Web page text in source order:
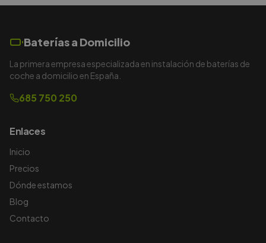
Baterías a Domicilio
La primera empresa especializada en instalación de baterías de
coche a domicilio en España.
685 750 250
Enlaces
Inicio
Precios
Dónde estamos
Blog
Contacto